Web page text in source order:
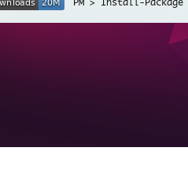
Load external html assets:
An optional BasePath
Install-Package